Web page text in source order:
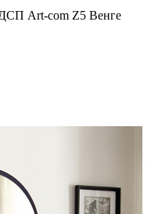
Art-com Z5 Венге